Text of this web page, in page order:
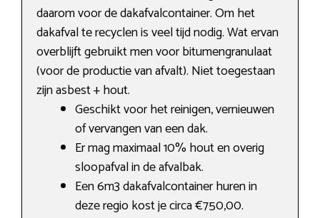
daarom voor de dakafvalcontainer. Om het
dakafval te recyclen is veel tijd nodig. Wat ervan
overblijft gebruikt men voor bitumengranulaat
(voor de productie van afvalt). Niet toegestaan
zijn asbest + hout.
Geschikt voor het reinigen, vernieuwen
of vervangen van een dak.
Er mag maximaal 10% hout en overig
sloopafval in de afvalbak.
Een 6m3 dakafvalcontainer huren in
deze regio kost je circa €750,00.